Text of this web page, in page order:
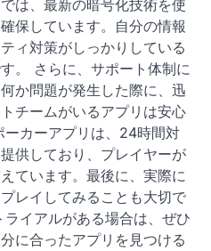
は、最新の暗号化技術を使
保しています。自分の情報
ィ対策がしっかりしている
。 さらに、サポート体制に
か問題が発生した際に、迅
チームがいるアプリは安心
カーアプリは、24時間対
供しており、プレイヤーが
ています。最後に、実際に
レイしてみることも大切で
イアルがある場合は、ぜひ
に合ったアプリを見つける